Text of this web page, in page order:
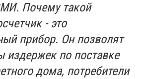
Почему такой
- это
прибор. Он позволят
издержек по поставке
дома, потребители